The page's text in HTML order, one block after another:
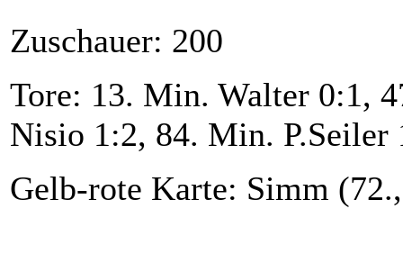
Zuschauer: 200
Tore: 13. Min. Walter 0:1,
Nisio 1:2, 84. Min. P.Seiler
Gelb-rote Karte: Simm